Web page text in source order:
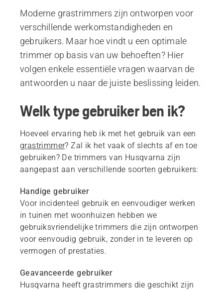
Moderne grastrimmers zijn ontworpen voor
verschillende werkomstandigheden en
gebruikers. Maar hoe vindt u een optimale
trimmer op basis van uw behoeften? Hier
volgen enkele essentiële vragen waarvan de
antwoorden u naar de juiste beslissing leiden.
Welk type gebruiker ben ik?
Hoeveel ervaring heb ik met het gebruik van een
grastrimmer? Zal ik het vaak of slechts af en toe
gebruiken? De trimmers van Husqvarna zijn
aangepast aan verschillende soorten gebruikers:
Handige gebruiker
Voor incidenteel gebruik en eenvoudiger werken
in tuinen met woonhuizen hebben we
gebruiksvriendelijke trimmers die zijn ontworpen
voor eenvoudig gebruik, zonder in te leveren op
vermogen of prestaties.
Geavanceerde gebruiker
Husqvarna heeft grastrimmers die geschikt zijn